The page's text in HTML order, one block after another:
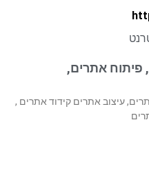
פיתוח אתרים,
עיצוב אתרים קידוד אתרים ,